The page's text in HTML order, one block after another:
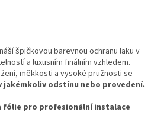
špičkovou barevnou ochranu laku v
a luxusním finálním vzhledem.
měkkosti a vysoké pružnosti se
jakémkoliv odstínu nebo provedení.
fólie pro profesionální instalace